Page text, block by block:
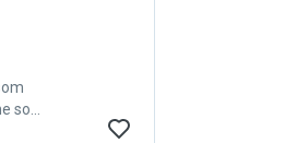
som